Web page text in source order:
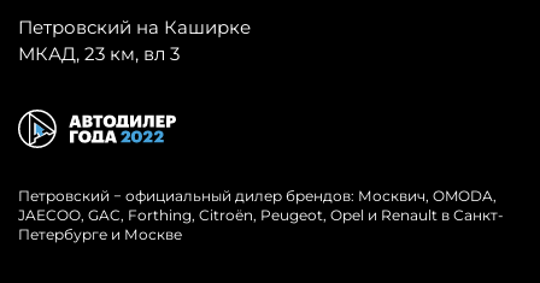
Петровский на Каширке
МКАД, 23 км, вл 3
Петровский − официальный дилер брендов: Москвич, OMODA,
JAECOO, GAC, Forthing, Citroёn, Peugeot, Opel и Renault в Санкт-
Петербурге и Москве